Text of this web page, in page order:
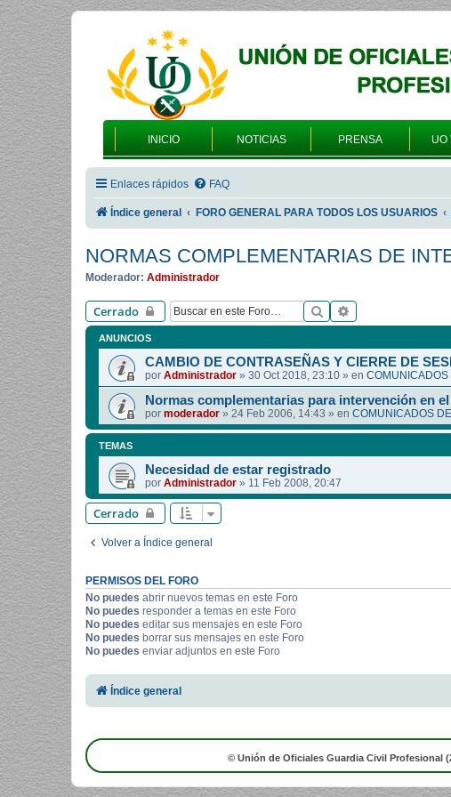
INICIO NOTICIAS PRENSA UO
Enlaces rápidos FAQ
Índice general FORO GENERAL PARA TODOS LOS USUARIOS
NORMAS COMPLEMENTARIAS DE
Moderador: Administrador
Cerrado Buscar
ANUNCIOS
CAMBIO DE CONTRASEÑAS Y CIERRE DE
por Administrador » 30 Oct 2018, 23:10 » en COMUNICADOS
Normas complementarias para intervención en
por moderador » 24 Feb 2006, 14:43 » en COMUNICADOS
TEMAS
Necesidad de estar registrado
por Administrador » 11 Feb 2008, 20:47
Cerrado
Volver a Índice general
PERMISOS DEL FORO
No puedes abrir nuevos temas en este Foro
No puedes responder a temas en este Foro
No puedes editar sus mensajes en este Foro
No puedes borrar sus mensajes en este Foro
No puedes enviar adjuntos en este Foro
Índice general
© Unión de Oficiales Guardia Civil Profesional